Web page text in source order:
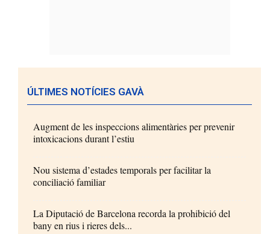
ÚLTIMES NOTÍCIES GAVÀ
Augment de les inspeccions alimentàries per prevenir
intoxicacions durant l’estiu
Nou sistema d’estades temporals per facilitar la
conciliació familiar
La Diputació de Barcelona recorda la prohibició del
bany en rius i rieres dels...